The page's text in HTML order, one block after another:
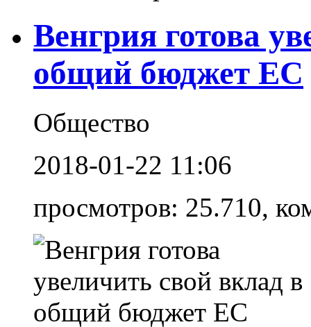
Венгрия готова
общий бюджет ЕС
Общество
2018-01-22 11:06
просмотров: 25.710,